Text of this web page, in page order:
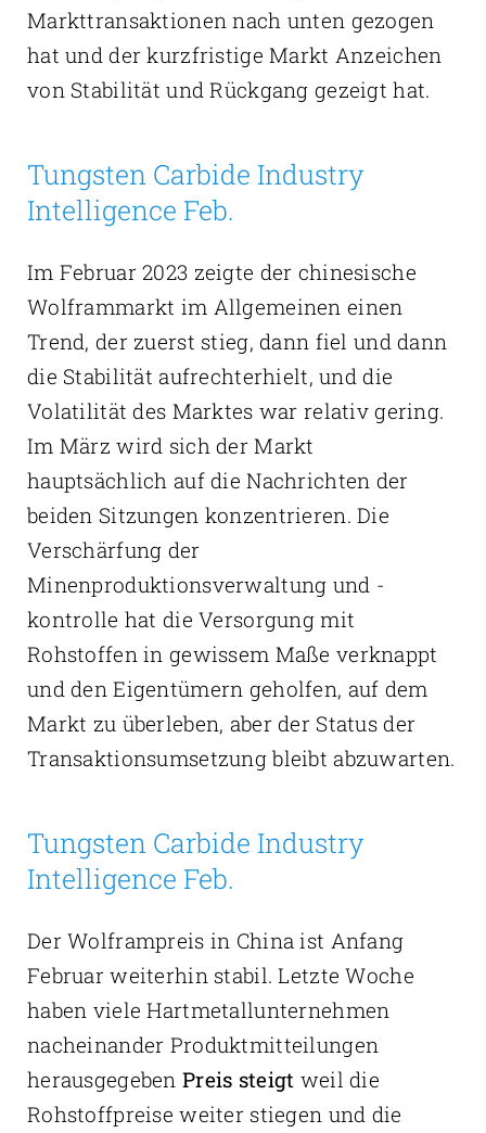
Markttransaktionen nach unten gezogen
hat und der kurzfristige Markt Anzeichen
von Stabilität und Rückgang gezeigt hat.
Tungsten Carbide Industry
Intelligence Feb.
Im Februar 2023 zeigte der chinesische
Wolframmarkt im Allgemeinen einen
Trend, der zuerst stieg, dann fiel und dann
die Stabilität aufrechterhielt, und die
Volatilität des Marktes war relativ gering.
Im März wird sich der Markt
hauptsächlich auf die Nachrichten der
beiden Sitzungen konzentrieren. Die
Verschärfung der
Minenproduktionsverwaltung und -
kontrolle hat die Versorgung mit
Rohstoffen in gewissem Maße verknappt
und den Eigentümern geholfen, auf dem
Markt zu überleben, aber der Status der
Transaktionsumsetzung bleibt abzuwarten.
Tungsten Carbide Industry
Intelligence Feb.
Der Wolframpreis in China ist Anfang
Februar weiterhin stabil. Letzte Woche
haben viele Hartmetallunternehmen
nacheinander Produktmitteilungen
herausgegeben Preis steigt weil die
Rohstoffpreise weiter stiegen und die